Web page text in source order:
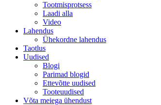
Tootmisprotsess
Laadi alla
Video
Lahendus
Ühekordne lahendus
Taotlus
Uudised
Blogi
Parimad blogid
Ettevõtte uudised
Tooteuudised
Võta meiega ühendust